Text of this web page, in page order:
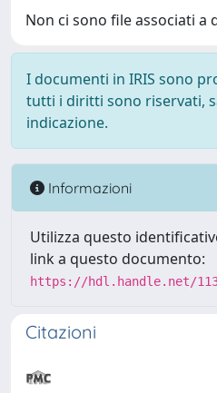
Non ci sono file associati a
I documenti in IRIS sono
tutti i diritti sono riservati,
indicazione.
Informazioni
Utilizza questo
link a questo documento:
https://hdl.handle.net/
Citazioni